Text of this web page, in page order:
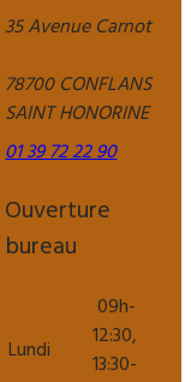
35 Avenue Carnot
78700 CONFLANS
SAINT HONORINE
01 39 72 22 90
Ouverture
bureau
Lundi
09h-
12:30,
13:30-